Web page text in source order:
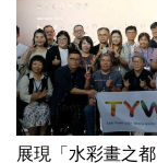
展現「水彩畫之